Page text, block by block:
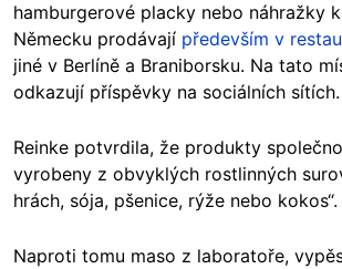
hamburgerové placky nebo náhražky
Německu prodávají především v
jiné v Berlíně a Braniborsku. Na tato
odkazují příspěvky na sociálních sítích.
Reinke potvrdila, že produkty
vyrobeny z obvyklých rostlinných
hrách, sója, pšenice, rýže nebo kokos“.
Naproti tomu maso z laboratoře,